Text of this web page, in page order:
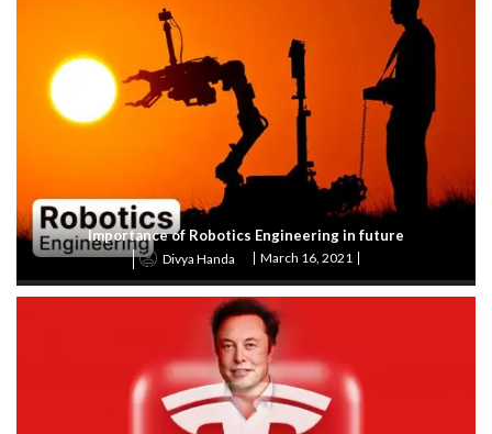
Importance of Robotics Engineering in future
Divya Handa March 16, 2021